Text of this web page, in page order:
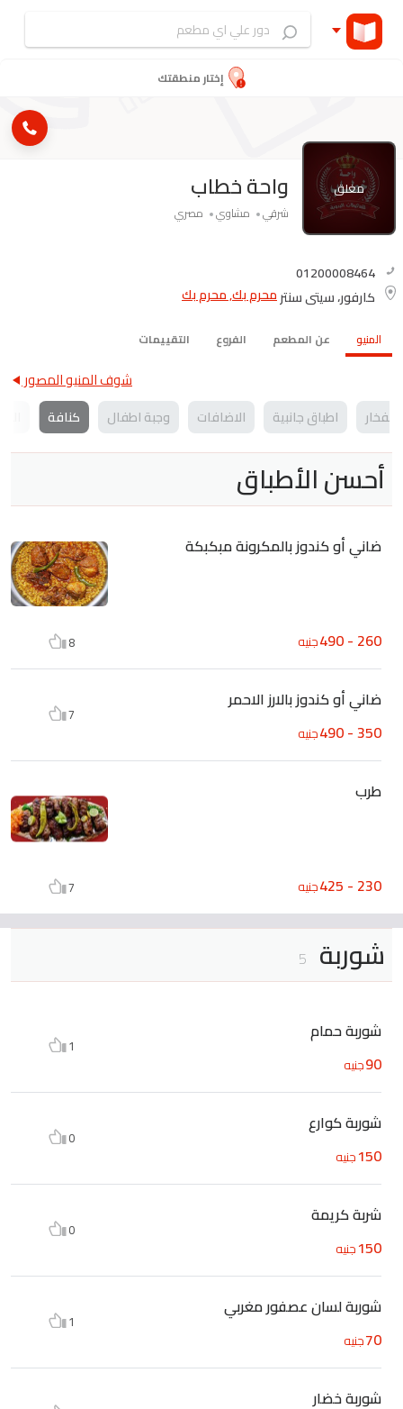
إختار منطقتك
مغلق واحة خطاب
شرقي مشاوي مصري
01200008464
كارفور، سيتى سنترمحرم بك, محرم بك
المنيو عن المطعم الفروع التقييمات
شوف المنيو المصور
الفخار اطباق جانبية الاضافات وجبة اطفال كنافة
أحسن الأطباق
ضاني أو كندوز بالمكرونة مبكبكة
260 - 490 جنيه 8
ضاني أو كندوز بالارز الاحمر
350 - 490
جنيه
7
طرب
230 - 425 جنيه 7
شوربة 5
شوربة حمام
90جنيه
1
شوربة كوارع
150جنيه
0
شربة كريمة
150جنيه
0
شوربة لسان عصفور مغربي
70جنيه
1
شوربة خضار